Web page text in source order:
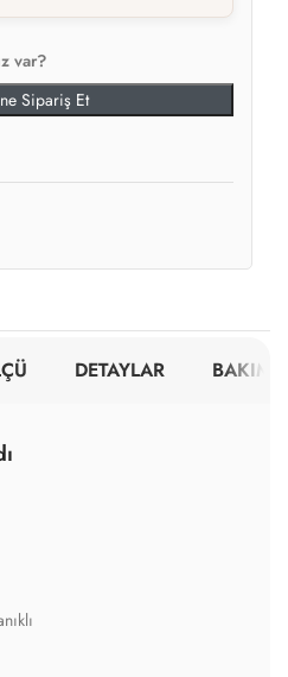
var?
Sipariş Et
DETAYLAR BAKIM